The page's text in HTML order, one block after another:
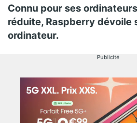
Connu pour ses
réduite, Raspberry dévoile
ordinateur.
Publicité